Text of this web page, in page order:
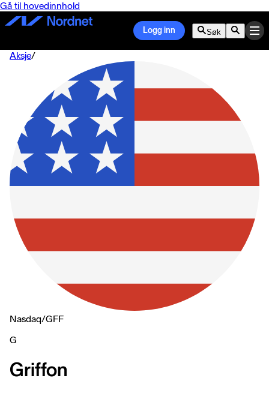
Gå til hovedinnhold
Logg inn Søk
Aksje/
Nasdaq/GFF
G
Griffon